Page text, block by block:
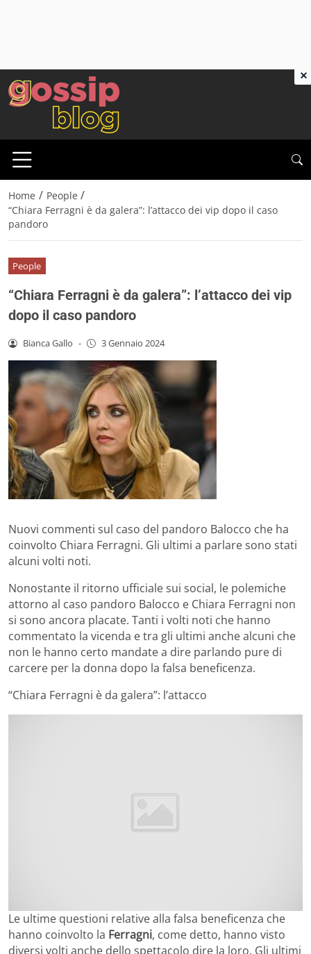
Home / People /
“Chiara Ferragni è da galera”: l’attacco dei vip dopo il caso
pandoro
People
“Chiara Ferragni è da galera”: l’attacco dei vip
dopo il caso pandoro
Bianca Gallo - 3 Gennaio 2024
Nuovi commenti sul caso del pandoro Balocco che ha
coinvolto Chiara Ferragni. Gli ultimi a parlare sono stati
alcuni volti noti.
Nonostante il ritorno ufficiale sui social, le polemiche
attorno al caso pandoro Balocco e Chiara Ferragni non
si sono ancora placate. Tanti i volti noti che hanno
commentato la vicenda e tra gli ultimi anche alcuni che
non le hanno certo mandate a dire parlando pure di
carcere per la donna dopo la falsa beneficenza.
“Chiara Ferragni è da galera”: l’attacco
Le ultime questioni relative alla falsa beneficenza che
hanno coinvolto la Ferragni, come detto, hanno visto
diversi volti anche dello spettacolo dire la loro. Gli ultimi
×